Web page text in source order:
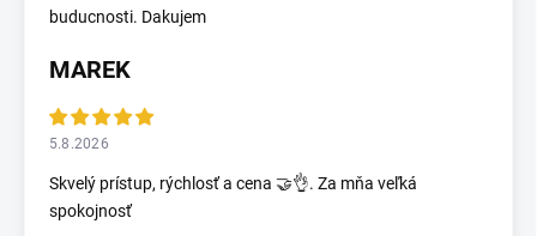
buducnosti. Dakujem
MAREK
5.8.2026
Skvelý prístup, rýchlosť a cena 🤝👌. Za mňa veľká
spokojnosť